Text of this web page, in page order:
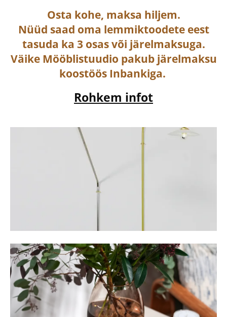
Osta kohe, maksa hiljem.
Nüüd saad oma lemmiktoodete eest
tasuda ka 3 osas või järelmaksuga.
Väike Mööblistuudio pakub järelmaksu
koostöös Inbankiga.
Rohkem infot